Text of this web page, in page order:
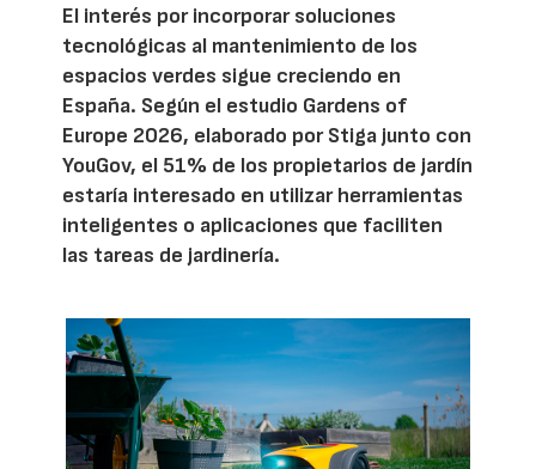
El interés por incorporar soluciones
tecnológicas al mantenimiento de los
espacios verdes sigue creciendo en
España. Según el estudio Gardens of
Europe 2026, elaborado por Stiga junto con
YouGov, el 51% de los propietarios de jardín
estaría interesado en utilizar herramientas
inteligentes o aplicaciones que faciliten
las tareas de jardinería.